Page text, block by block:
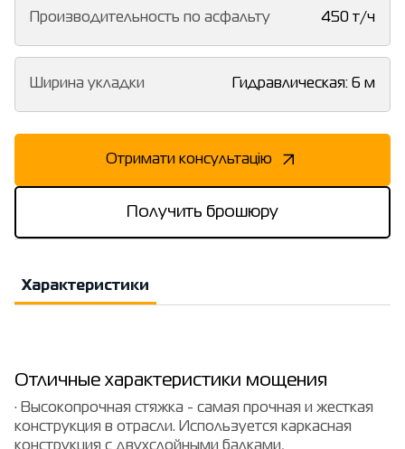
Производительность по асфальту 450 т/ч
Ширина укладки Гидравлическая: 6 м
Отримати консультацію
Получить брошюру
Характеристики
Отличные характеристики мощения
· Высокопрочная стяжка - самая прочная и жесткая
конструкция в отрасли. Используется каркасная
конструкция с двухслойными балками,